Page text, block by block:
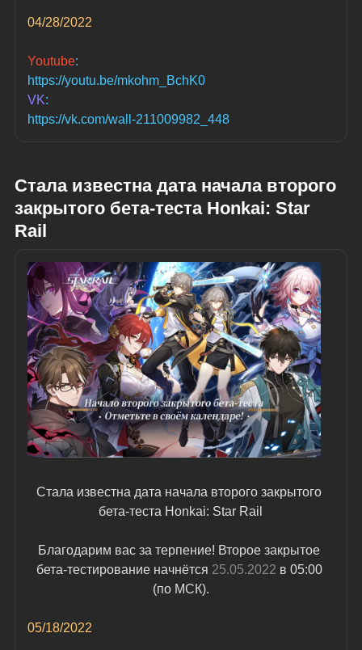
04/28/2022
Youtube:
https://youtu.be/mkohm_BchK0
VK:
https://vk.com/wall-211009982_448
Стала известна дата начала второго
закрытого бета-теста Honkai: Star
Rail
Стала известна дата начала второго закрытого
бета-теста Honkai: Star Rail
Благодарим вас за терпение! Второе закрытое
бета-тестирование начнётся 25.05.2022 в 05:00
(по МСК).
05/18/2022